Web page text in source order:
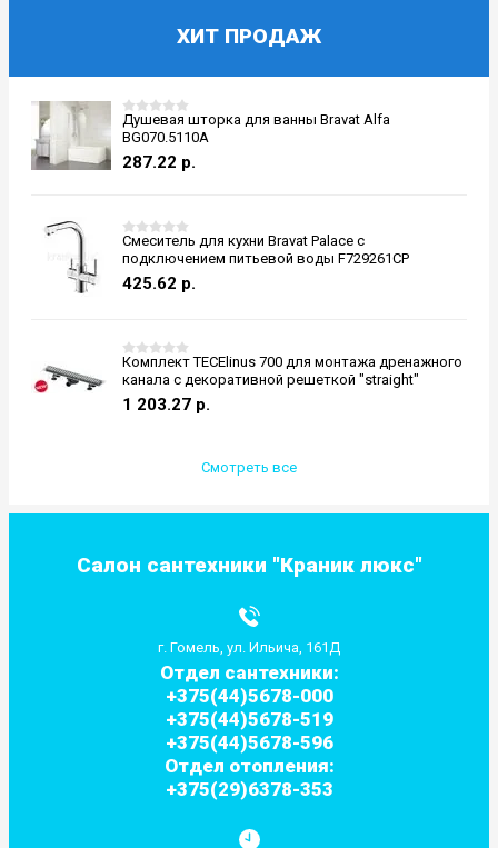
Салон сантехники "Краник люкс"
г. Гомель, ул. Ильича, 161Д
Отдел сантехники:
+375(44)5678-000
+375(44)5678-519
+375(44)5678-596
Отдел отопления:
+375(29)6378-353
ХИТ ПРОДАЖ
Душевая шторка для ванны Bravat Alfa
BG070.5110A
287.22 р.
Смеситель для кухни Bravat Palace с
подключением питьевой воды F729261CP
425.62 р.
Комплект TECElinus 700 для монтажа дренажного
канала с декоративной решеткой "straight"
1 203.27 р.
Смотреть все